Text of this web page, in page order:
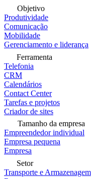
Objetivo
Produtividade
Comunicação
Mobilidade
Gerenciamento e liderança
Ferramenta
Telefonia
CRM
Calendários
Contact Center
Tarefas e projetos
Criador de sites
Tamanho da empresa
Empreendedor individual
Empresa pequena
Empresa
Setor
Transporte e Armazenagem